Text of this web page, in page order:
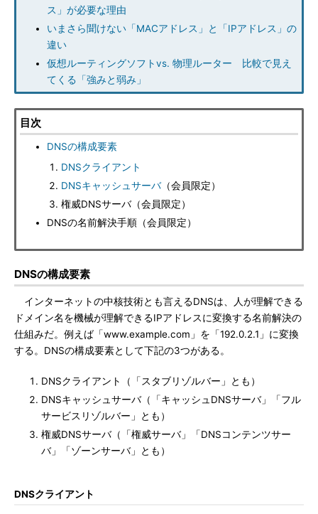
ス」が必要な理由
いまさら聞けない「MACアドレス」と「IPアドレス」の
違い
仮想ルーティングソフトvs. 物理ルーター 比較で見え
てくる「強みと弱み」
目次
DNSの構成要素
DNSクライアント
DNSキャッシュサーバ（会員限定）
権威DNSサーバ（会員限定）
DNSの名前解決手順（会員限定）
DNSの構成要素
インターネットの中核技術とも言えるDNSは、人が理解できる
ドメイン名を機械が理解できるIPアドレスに変換する名前解決の
仕組みだ。例えば「www.example.com」を「192.0.2.1」に変換
する。DNSの構成要素として下記の3つがある。
DNSクライアント（「スタブリゾルバー」とも）
DNSキャッシュサーバ（「キャッシュDNSサーバ」「フル
サービスリゾルバー」とも）
権威DNSサーバ（「権威サーバ」「DNSコンテンツサー
バ」「ゾーンサーバ」とも）
DNSクライアント